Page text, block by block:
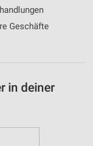
Geschäfte
in deiner